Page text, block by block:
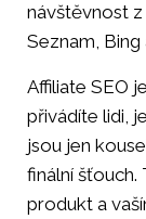
návštěvnost
Seznam, Bing
Affiliate SEO
přivádíte lidi,
jsou jen
finální šťouch.
produkt a